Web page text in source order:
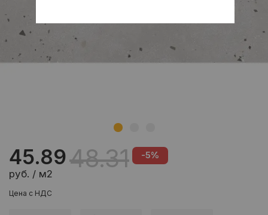
45.89
руб. / м2
48.31 -5%
Цена с НДС